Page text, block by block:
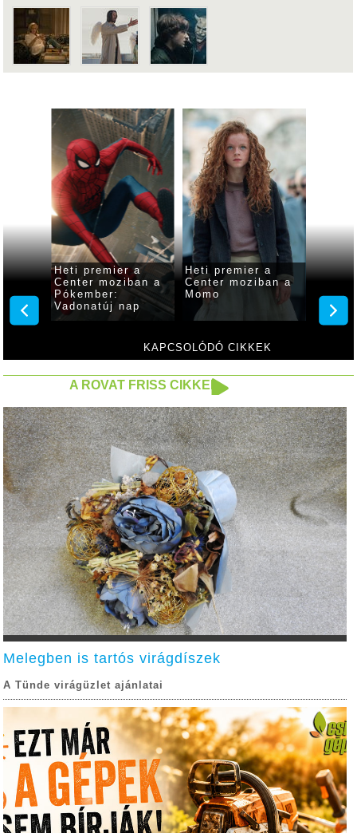
KAPCSOLÓDÓ CIKKEK
a
Heti premier a
Center moziban a
Pókember:
Vadonatúj nap
Heti premier a
Center moziban a
Momo
Heti
A ROVAT FRISS CIKKEI
Melegben is tartós virágdíszek
A Tünde virágüzlet ajánlatai